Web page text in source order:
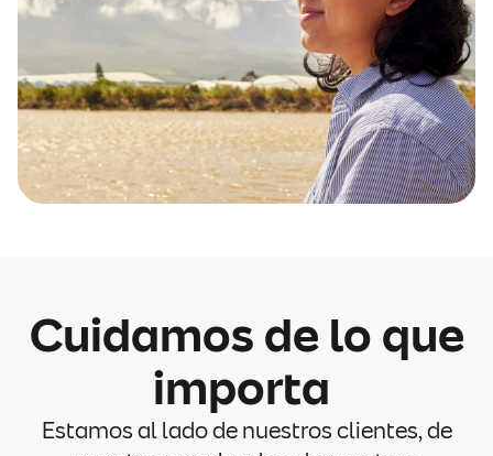
Cuidamos de lo que
importa
Estamos al lado de nuestros clientes, de